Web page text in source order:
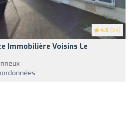
4.6 (94)
Immobilière Voisins Le